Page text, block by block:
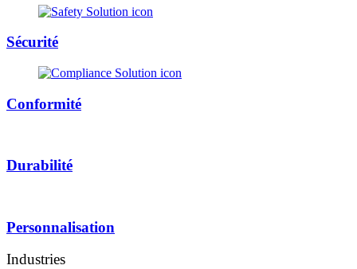
Sécurité
Conformité
Durabilité
Personnalisation
Industries